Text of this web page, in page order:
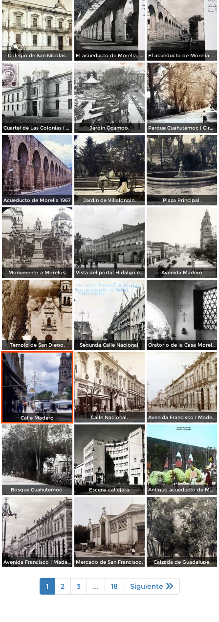
Colegio de San Nicolas. El acueducto de Morelia, Michoacán El acueducto de Morelia, Michoacán
Cuartel de Las Colonias ( Circulada el 1 de Abril de 1921 ). Jardin Ocampo. Parque Cuahutemoc ( Circulada el 24 de Junio de 1938 ).
Acueducto de Morelia 1967 Jardin de Villalongin. Plaza Principal.
Monumento a Morelos. Vista del portal Hidalgo en Morelia Michoacán ( Circulada el 6 de Abril de 1957 ). Avenida Madero
Templo de San Diego. Segunda Calle Nacional. Oratorio de la Casa Morelos
Calle Madero Calle Nacional. Avenida Francisco I Madero.
Bosque Cuahutemoc. Escena callejera. Antiguo acueducto de Morelia Michoacán.
Avenida Francisco I Madero. Mercado de San Francisco. Calzada de Guadalupe.
1 2 3 ... 18 Siguiente